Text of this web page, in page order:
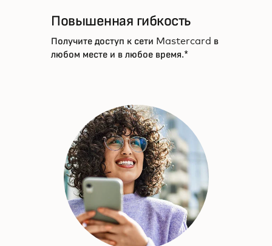
Повышенная гибкость
Получите доступ к сети Mastercard в
любом месте и в любое время.*